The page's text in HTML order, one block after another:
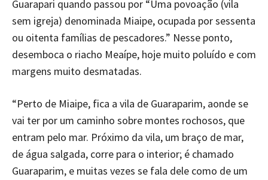
Guarapari quando passou por “Uma povoação (vila
sem igreja) denominada Miaipe, ocupada por sessenta
ou oitenta famílias de pescadores.” Nesse ponto,
desemboca o riacho Meaípe, hoje muito poluído e com
margens muito desmatadas.
“Perto de Miaipe, fica a vila de Guaraparim, aonde se
vai ter por um caminho sobre montes rochosos, que
entram pelo mar. Próximo da vila, um braço de mar,
de água salgada, corre para o interior; é chamado
Guaraparim, e muitas vezes se fala dele como de um